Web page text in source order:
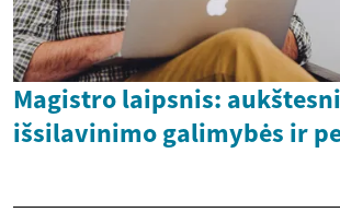
Magistro laipsnis:
išsilavinimo galimybės ir